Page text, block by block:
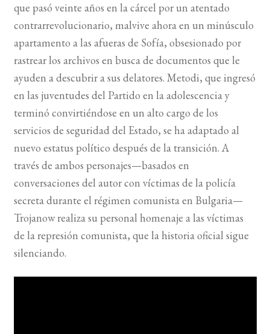
que pasó veinte años en la cárcel por un atentado
contrarrevolucionario, malvive ahora en un minúsculo
apartamento a las afueras de Sofía, obsesionado por
rastrear los archivos en busca de documentos que le
ayuden a descubrir a sus delatores. Metodi, que ingresó
en las juventudes del Partido en la adolescencia y
terminó convirtiéndose en un alto cargo de los
servicios de seguridad del Estado, se ha adaptado al
nuevo estatus político después de la transición. A
través de ambos personajes—basados en
conversaciones del autor con víctimas de la policía
secreta durante el régimen comunista en Bulgaria—
Trojanow realiza su personal homenaje a las víctimas
de la represión comunista, que la historia oficial sigue
silenciando.